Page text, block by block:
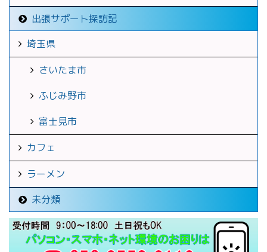
出張サポート探訪記
埼玉県
さいたま市
ふじみ野市
富士見市
カフェ
ラーメン
未分類